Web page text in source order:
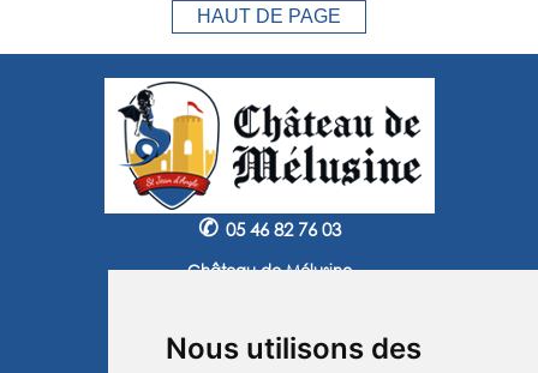
Nous utilisons des
HAUT DE PAGE
✆ 05 46 82 76 03
Château de Mélusine
Instagram Facebook